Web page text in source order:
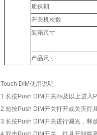
质保期
开关机次数
装箱尺寸
产品尺寸
Touch DIM使用说明
1.长按Push DIM开关8s及以上进入
2.短按Push DIM开关打开或关灭灯
3.长按Push DIM开关进行调光，释